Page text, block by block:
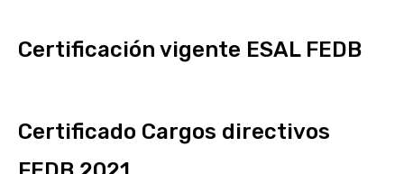
Certificación vigente ESAL FEDB
Certificado Cargos directivos